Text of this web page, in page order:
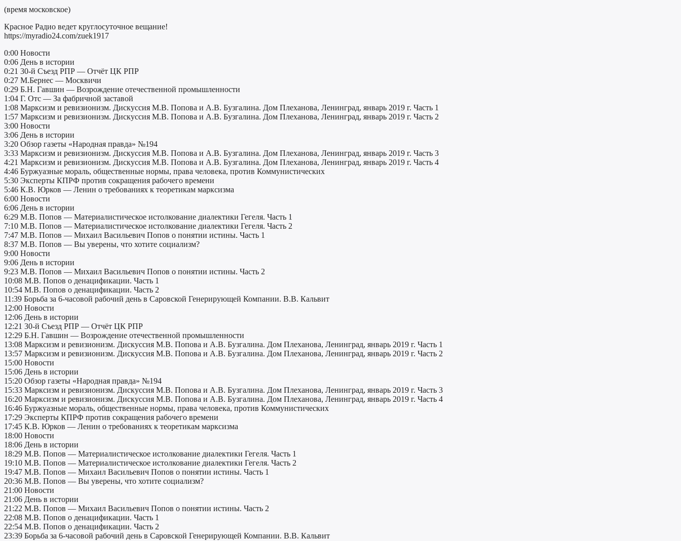
(время московское)
Красное Радио ведет круглосуточное вещание!
https://myradio24.com/zuek1917
0:00 Новости
0:06 День в истории
0:21 30-й Съезд РПР — Отчёт ЦК РПР
0:27 М.Бернес — Москвичи
0:29 Б.Н. Гавшин — Возрождение отечественной промышленности
1:04 Г. Отс — За фабричной заставой
1:08 Марксизм и ревизионизм. Дискуссия М.В. Попова и А.В. Бузгалина. Дом Плеханова, Ленинград, январь 2019 г. Часть 1
1:57 Марксизм и ревизионизм. Дискуссия М.В. Попова и А.В. Бузгалина. Дом Плеханова, Ленинград, январь 2019 г. Часть 2
3:00 Новости
3:06 День в истории
3:20 Обзор газеты «Народная правда» №194
3:33 Марксизм и ревизионизм. Дискуссия М.В. Попова и А.В. Бузгалина. Дом Плеханова, Ленинград, январь 2019 г. Часть 3
4:21 Марксизм и ревизионизм. Дискуссия М.В. Попова и А.В. Бузгалина. Дом Плеханова, Ленинград, январь 2019 г. Часть 4
4:46 Буржуазные мораль, общественные нормы, права человека, против Коммунистических
5:30 Эксперты КПРФ против сокращения рабочего времени
5:46 К.В. Юрков — Ленин о требованиях к теоретикам марксизма
6:00 Новости
6:06 День в истории
6:29 М.В. Попов — Материалистическое истолкование диалектики Гегеля. Часть 1
7:10 М.В. Попов — Материалистическое истолкование диалектики Гегеля. Часть 2
7:47 М.В. Попов — Михаил Васильевич Попов о понятии истины. Часть 1
8:37 М.В. Попов — Вы уверены, что хотите социализм?
9:00 Новости
9:06 День в истории
9:23 М.В. Попов — Михаил Васильевич Попов о понятии истины. Часть 2
10:08 М.В. Попов о денацификации. Часть 1
10:54 М.В. Попов о денацификации. Часть 2
11:39 Борьба за 6-часовой рабочий день в Саровской Генерирующей Компании. В.В. Кальвит
12:00 Новости
12:06 День в истории
12:21 30-й Съезд РПР — Отчёт ЦК РПР
12:29 Б.Н. Гавшин — Возрождение отечественной промышленности
13:08 Марксизм и ревизионизм. Дискуссия М.В. Попова и А.В. Бузгалина. Дом Плеханова, Ленинград, январь 2019 г. Часть 1
13:57 Марксизм и ревизионизм. Дискуссия М.В. Попова и А.В. Бузгалина. Дом Плеханова, Ленинград, январь 2019 г. Часть 2
15:00 Новости
15:06 День в истории
15:20 Обзор газеты «Народная правда» №194
15:33 Марксизм и ревизионизм. Дискуссия М.В. Попова и А.В. Бузгалина. Дом Плеханова, Ленинград, январь 2019 г. Часть 3
16:20 Марксизм и ревизионизм. Дискуссия М.В. Попова и А.В. Бузгалина. Дом Плеханова, Ленинград, январь 2019 г. Часть 4
16:46 Буржуазные мораль, общественные нормы, права человека, против Коммунистических
17:29 Эксперты КПРФ против сокращения рабочего времени
17:45 К.В. Юрков — Ленин о требованиях к теоретикам марксизма
18:00 Новости
18:06 День в истории
18:29 М.В. Попов — Материалистическое истолкование диалектики Гегеля. Часть 1
19:10 М.В. Попов — Материалистическое истолкование диалектики Гегеля. Часть 2
19:47 М.В. Попов — Михаил Васильевич Попов о понятии истины. Часть 1
20:36 М.В. Попов — Вы уверены, что хотите социализм?
21:00 Новости
21:06 День в истории
21:22 М.В. Попов — Михаил Васильевич Попов о понятии истины. Часть 2
22:08 М.В. Попов о денацификации. Часть 1
22:54 М.В. Попов о денацификации. Часть 2
23:39 Борьба за 6-часовой рабочий день в Саровской Генерирующей Компании. В.В. Кальвит